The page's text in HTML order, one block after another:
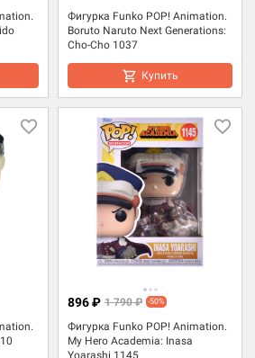
Фигурка Funko POP! Animation.
Boruto Naruto Next Generations:
Cho-Cho 1037
Купить
Фигурка Funko POP! Animation.
My Hero Academia: Inasa
Yoarashi 1145
896 ₽ 1 790 ₽ -50%